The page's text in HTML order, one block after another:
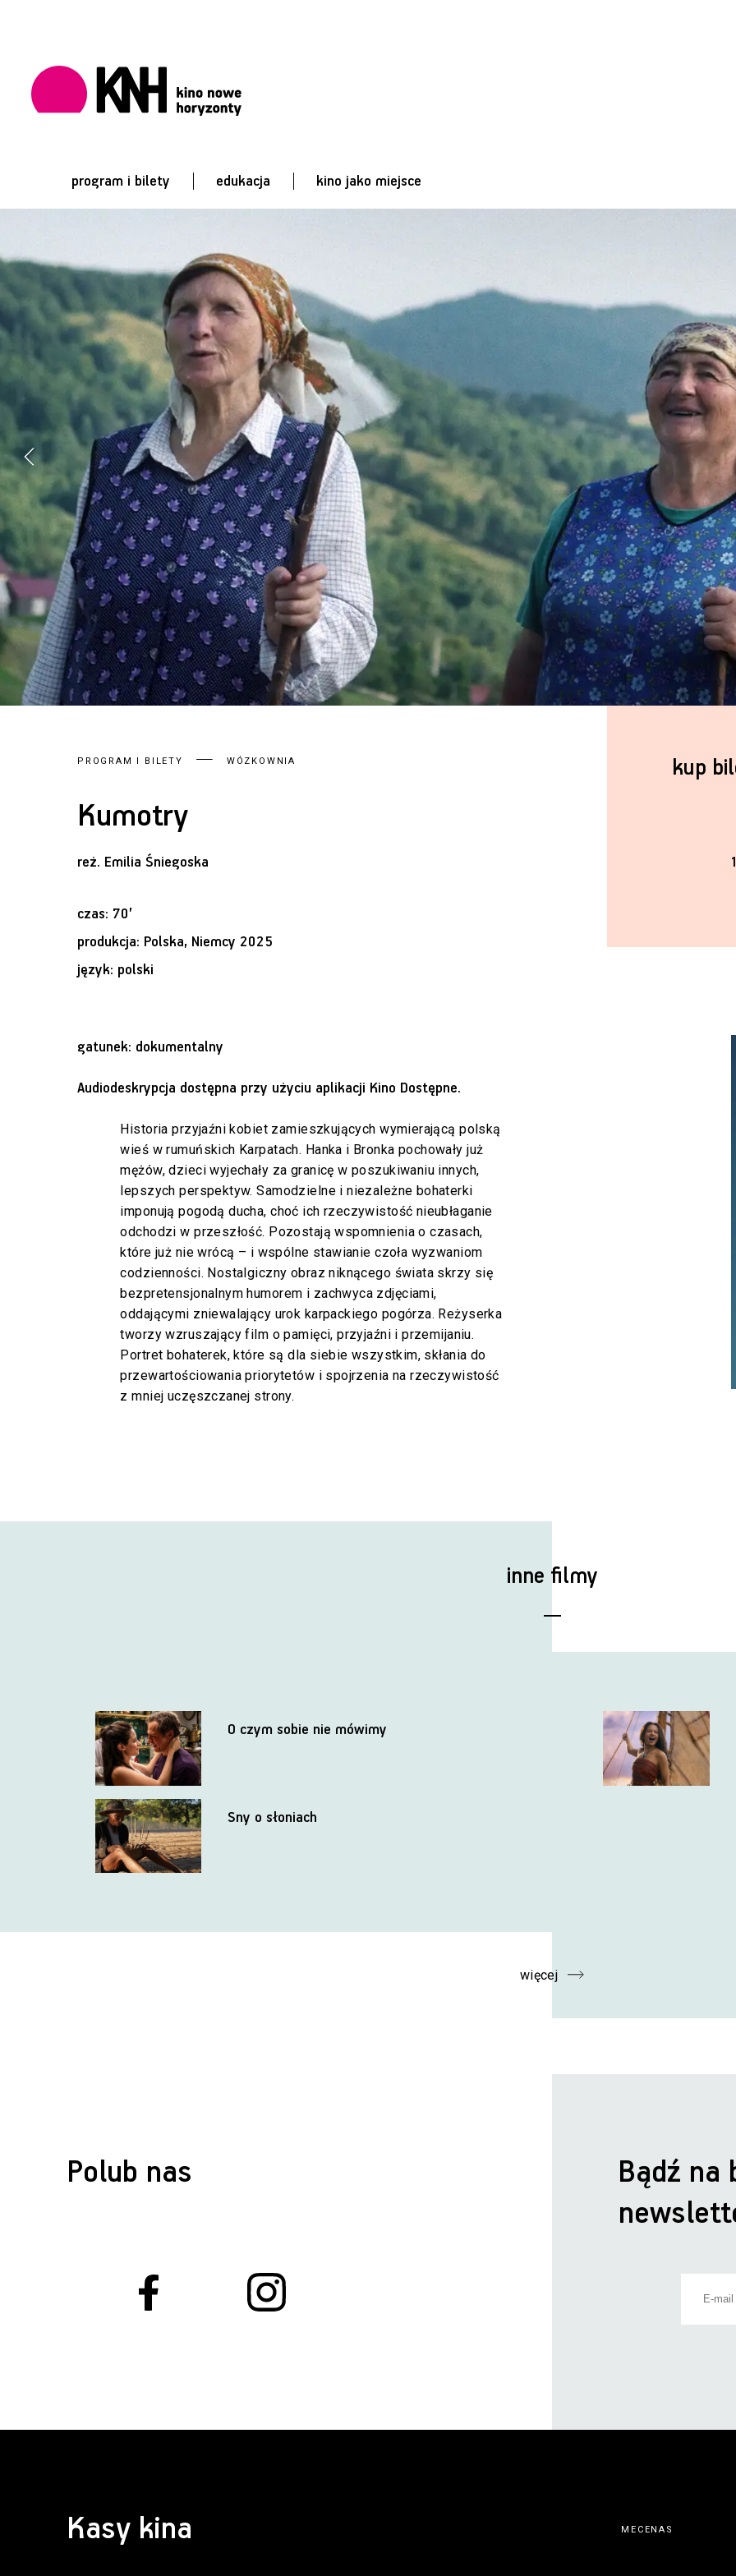
program i bilety edukacja kino jako miejsce
kup
PROGRAM I BILETY WÓZKOWNIA
Kumotry
reż. Emilia Śniegoska
czas: 70’
produkcja: Polska, Niemcy 2025
język: polski
gatunek: dokumentalny
Audiodeskrypcja dostępna przy użyciu aplikacji Kino Dostępne.
Historia przyjaźni kobiet zamieszkujących wymierającą polską
wieś w rumuńskich Karpatach. Hanka i Bronka pochowały już
mężów, dzieci wyjechały za granicę w poszukiwaniu innych,
lepszych perspektyw. Samodzielne i niezależne bohaterki
imponują pogodą ducha, choć ich rzeczywistość nieubłaganie
odchodzi w przeszłość. Pozostają wspomnienia o czasach,
które już nie wrócą – i wspólne stawianie czoła wyzwaniom
codzienności. Nostalgiczny obraz niknącego świata skrzy się
bezpretensjonalnym humorem i zachwyca zdjęciami,
oddającymi zniewalający urok karpackiego pogórza. Reżyserka
tworzy wzruszający film o pamięci, przyjaźni i przemijaniu.
Portret bohaterek, które są dla siebie wszystkim, skłania do
przewartościowania priorytetów i spojrzenia na rzeczywistość
z mniej uczęszczanej strony.
inne filmy
O czym sobie nie mówimy
Sny o słoniach
więcej
Polub nas
Bądź na
Kasy kina MECENAS